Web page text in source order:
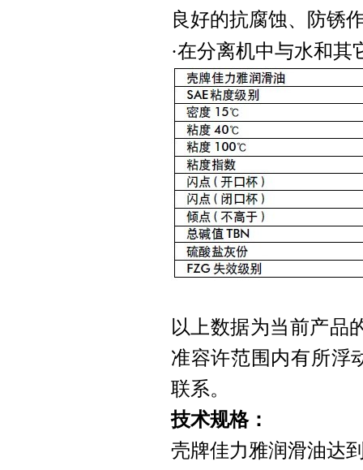
良好的抗腐蚀、防锈
·在分离机中与水和
以上数据为当前产品
准容许范围内有所浮
联系。
技术规格：
壳牌佳力雅润滑油达